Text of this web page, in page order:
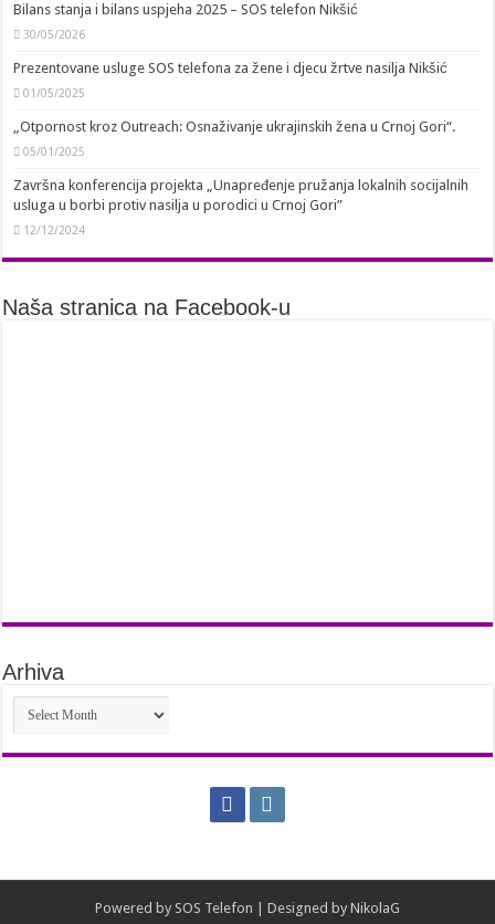
Bilans stanja i bilans uspjeha 2025 – SOS telefon Nikšić
30/05/2026
Prezentovane usluge SOS telefona za žene i djecu žrtve nasilja Nikšić
01/05/2025
„Otpornost kroz Outreach: Osnaživanje ukrajinskih žena u Crnoj Gori“.
05/01/2025
Završna konferencija projekta „Unapređenje pružanja lokalnih socijalnih
usluga u borbi protiv nasilja u porodici u Crnoj Gori”
12/12/2024
Naša stranica na Facebook-u
Arhiva
Arhiva
Powered by SOS Telefon | Designed by NikolaG